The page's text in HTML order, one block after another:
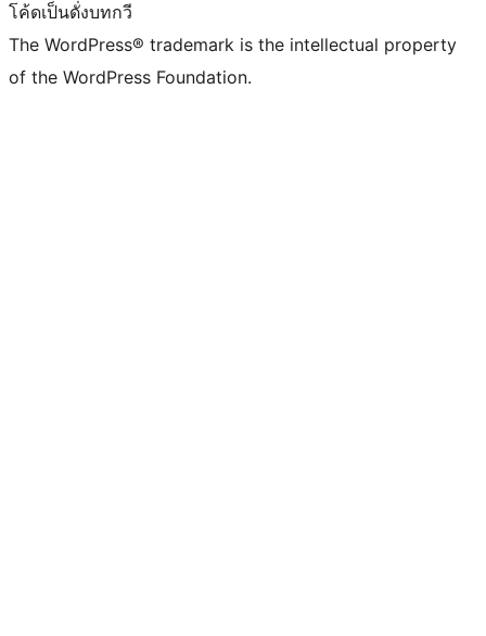
โค้ดเป็นดั่งบทกวี
The WordPress® trademark is the intellectual property
of the WordPress Foundation.